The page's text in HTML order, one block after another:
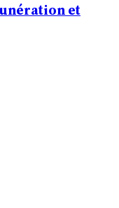
et